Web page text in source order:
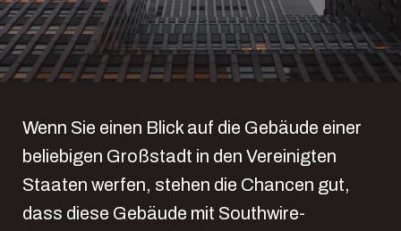
Wenn Sie einen Blick auf die Gebäude einer
beliebigen Großstadt in den Vereinigten
Staaten werfen, stehen die Chancen gut,
dass diese Gebäude mit Southwire-